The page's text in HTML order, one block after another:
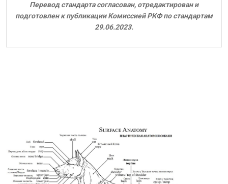
Перевод стандарта согласован, отредактирован и
подготовлен к публикации Комиссией РКФ по стандартам
29.06.2023.